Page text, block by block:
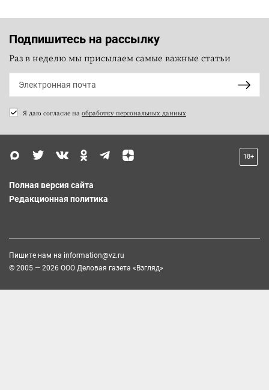
Подпишитесь на рассылку
Раз в неделю мы присылаем самые важные статьи
Я даю согласие на обработку персональных данных
18+
Полная версия сайта
Редакционная политика
Пишите нам на information@vz.ru
© 2005 — 2026 ООО Деловая газета «Взгляд»